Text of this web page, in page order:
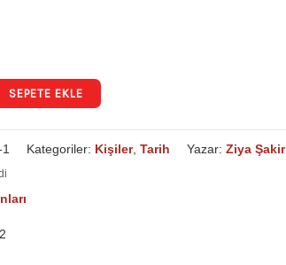
SEPETE EKLE
Kategoriler: Kişiler, Tarih Yazar: Ziya Şakir